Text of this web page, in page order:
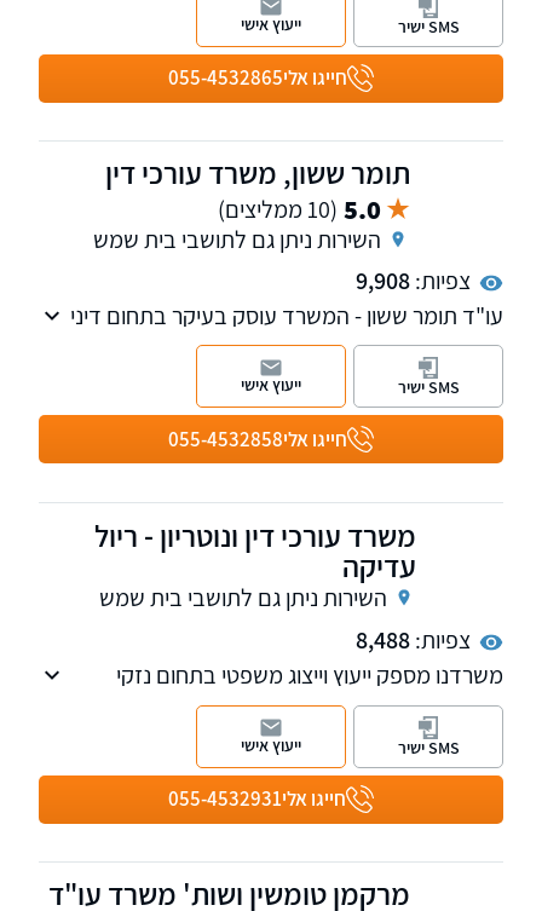
ניהל במהלך שנותיו תביעות גדולות ומשמעותיות
בתחום הנזיקין, לרבות בתביעות רשלנות רפואית,
נזקי גוף ותביעות ביטוח.
חייגו אלי055-4532865
SMS ישיר ייעוץ אישי
תומר ששון, משרד עורכי דין
5.0 (10 ממליצים)
השירות ניתן גם לתושבי בית שמש
צפיות:9,908
עו"ד תומר ששון​ - המשרד עוסק בעיקר בתחום דיני
הנזיקין בדגש על תאונות דרכים ורשלנות רפואית.
חייגו אלי055-4532858
SMS ישיר ייעוץ אישי
משרד עורכי דין ונוטריון - ריול
עדיקה
השירות ניתן גם לתושבי בית שמש
צפיות:8,488
משרדנו מספק ייעוץ וייצוג משפטי בתחום נזקי
הגוף: רשלנות רפואית, תאונות דרכים, תאונות
עבודה, תביעות ביטוח ועוד. משרדנו מקפיד על
מקצועיות ויושרה להשגת תוצאות אופטימליות עבור
כל לקוח ולקוח.
חייגו אלי055-4532931
SMS ישיר ייעוץ אישי
מרקמן טומשין ושות' משרד עו"ד